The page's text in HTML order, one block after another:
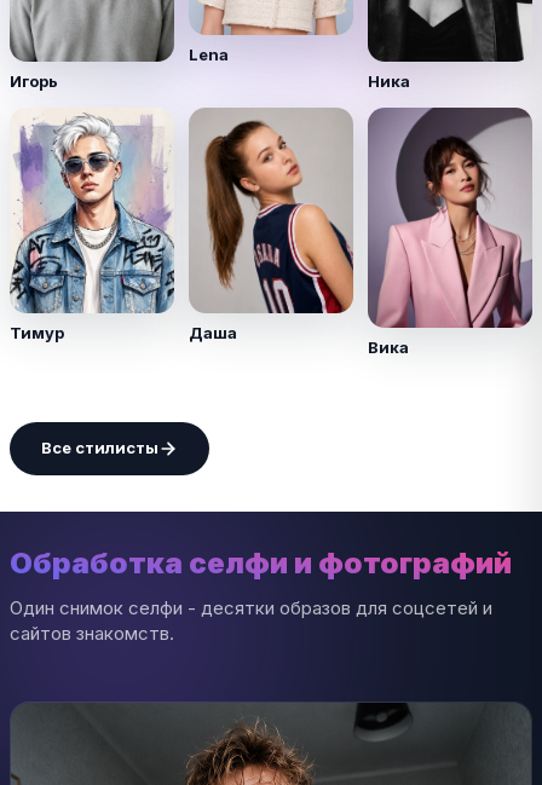
Игорь
Lena
Ника
Тимур Даша
Вика
Все стилисты
Обработка селфи и фотографий
Один снимок селфи - десятки образов для соцсетей и
сайтов знакомств.